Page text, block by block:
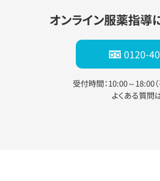
オンライン服薬指導
0120-
受付時間：10:00～18:00
よくある質問